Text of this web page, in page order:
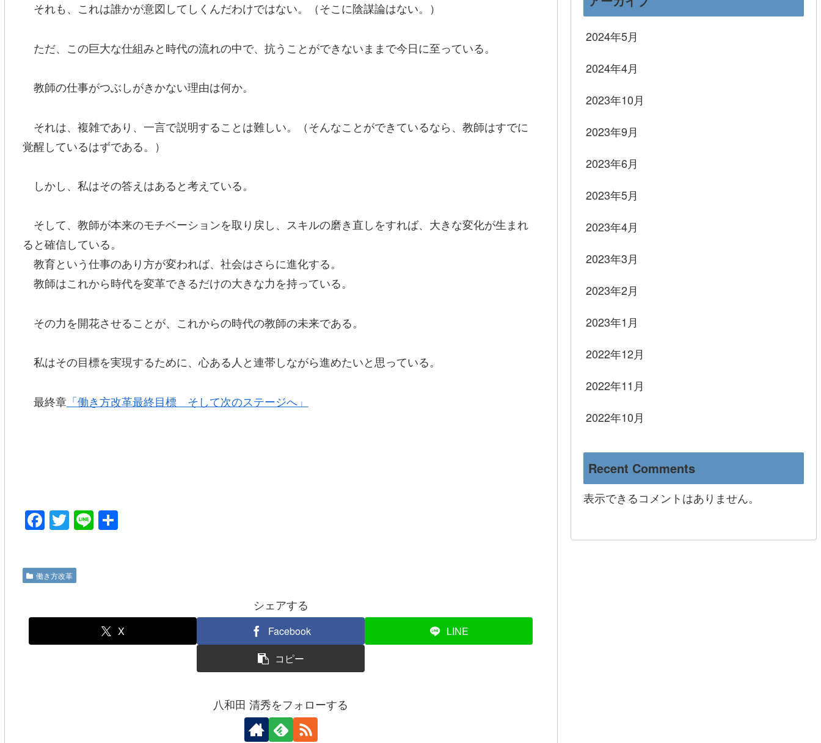
それも、これは誰かが意図してしくんだわけではない。（そこに陰謀論はない。）
ただ、この巨大な仕組みと時代の流れの中で、抗うことができないままで今日に至っている。
教師の仕事がつぶしがきかない理由は何か。
それは、複雑であり、一言で説明することは難しい。（そんなことができているなら、教師はすでに
覚醒しているはずである。）
しかし、私はその答えはあると考えている。
そして、教師が本来のモチベーションを取り戻し、スキルの磨き直しをすれば、大きな変化が生まれ
ると確信している。
教育という仕事のあり方が変われば、社会はさらに進化する。
教師はこれから時代を変革できるだけの大きな力を持っている。
その力を開花させることが、これからの時代の教師の未来である。
私はその目標を実現するために、心ある人と連帯しながら進めたいと思っている。
最終章「働き方改革最終目標 そして次のステージへ」
F
a
e
o
o
T
wi
er
Li
n
共
働き方改革
シェアする
X Facebook
LINE
コピー
八和田 清秀をフォローする
2024年5月
2024年4月
2023年10月
2023年9月
2023年6月
2023年5月
2023年4月
2023年3月
2023年2月
2023年1月
2022年12月
2022年11月
2022年10月
Recent Comments
表示できるコメントはありません。